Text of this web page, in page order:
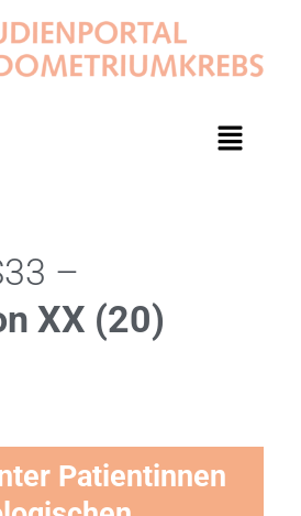
–
XX (20)
Patientinnen